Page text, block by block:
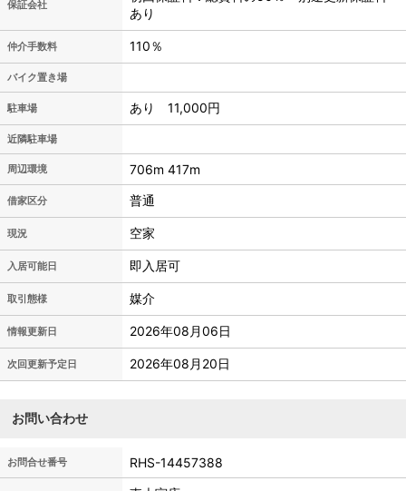
保証会社
あり
仲介手数料 110％
バイク置き場
駐車場 あり 11,000円
近隣駐車場
周辺環境 706m 417m
借家区分 普通
現況 空家
入居可能日 即入居可
取引態様 媒介
情報更新日 2026年08月06日
次回更新予定日 2026年08月20日
お問い合わせ
お問合せ番号 RHS-14457388